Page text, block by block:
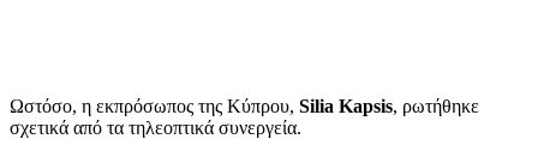
Ωστόσο, η εκπρόσωπος της Κύπρου, Silia Kapsis, ρωτήθηκε
σχετικά από τα τηλεοπτικά συνεργεία.